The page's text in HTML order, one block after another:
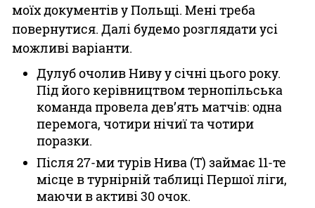
моїх документів у Польщі. Мені треба
повернутися. Далі будемо розглядати усі
можливі варіанти.
Дулуб очолив Ниву у січні цього року.
Під його керівництвом тернопільська
команда провела дев’ять матчів: одна
перемога, чотири нічиї та чотири
поразки.
Після 27-ми турів Нива (Т) займає 11-те
місце в турнірній таблиці Першої ліги,
маючи в активі 30 очок.